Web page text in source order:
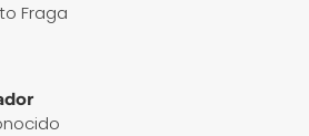
Fraga